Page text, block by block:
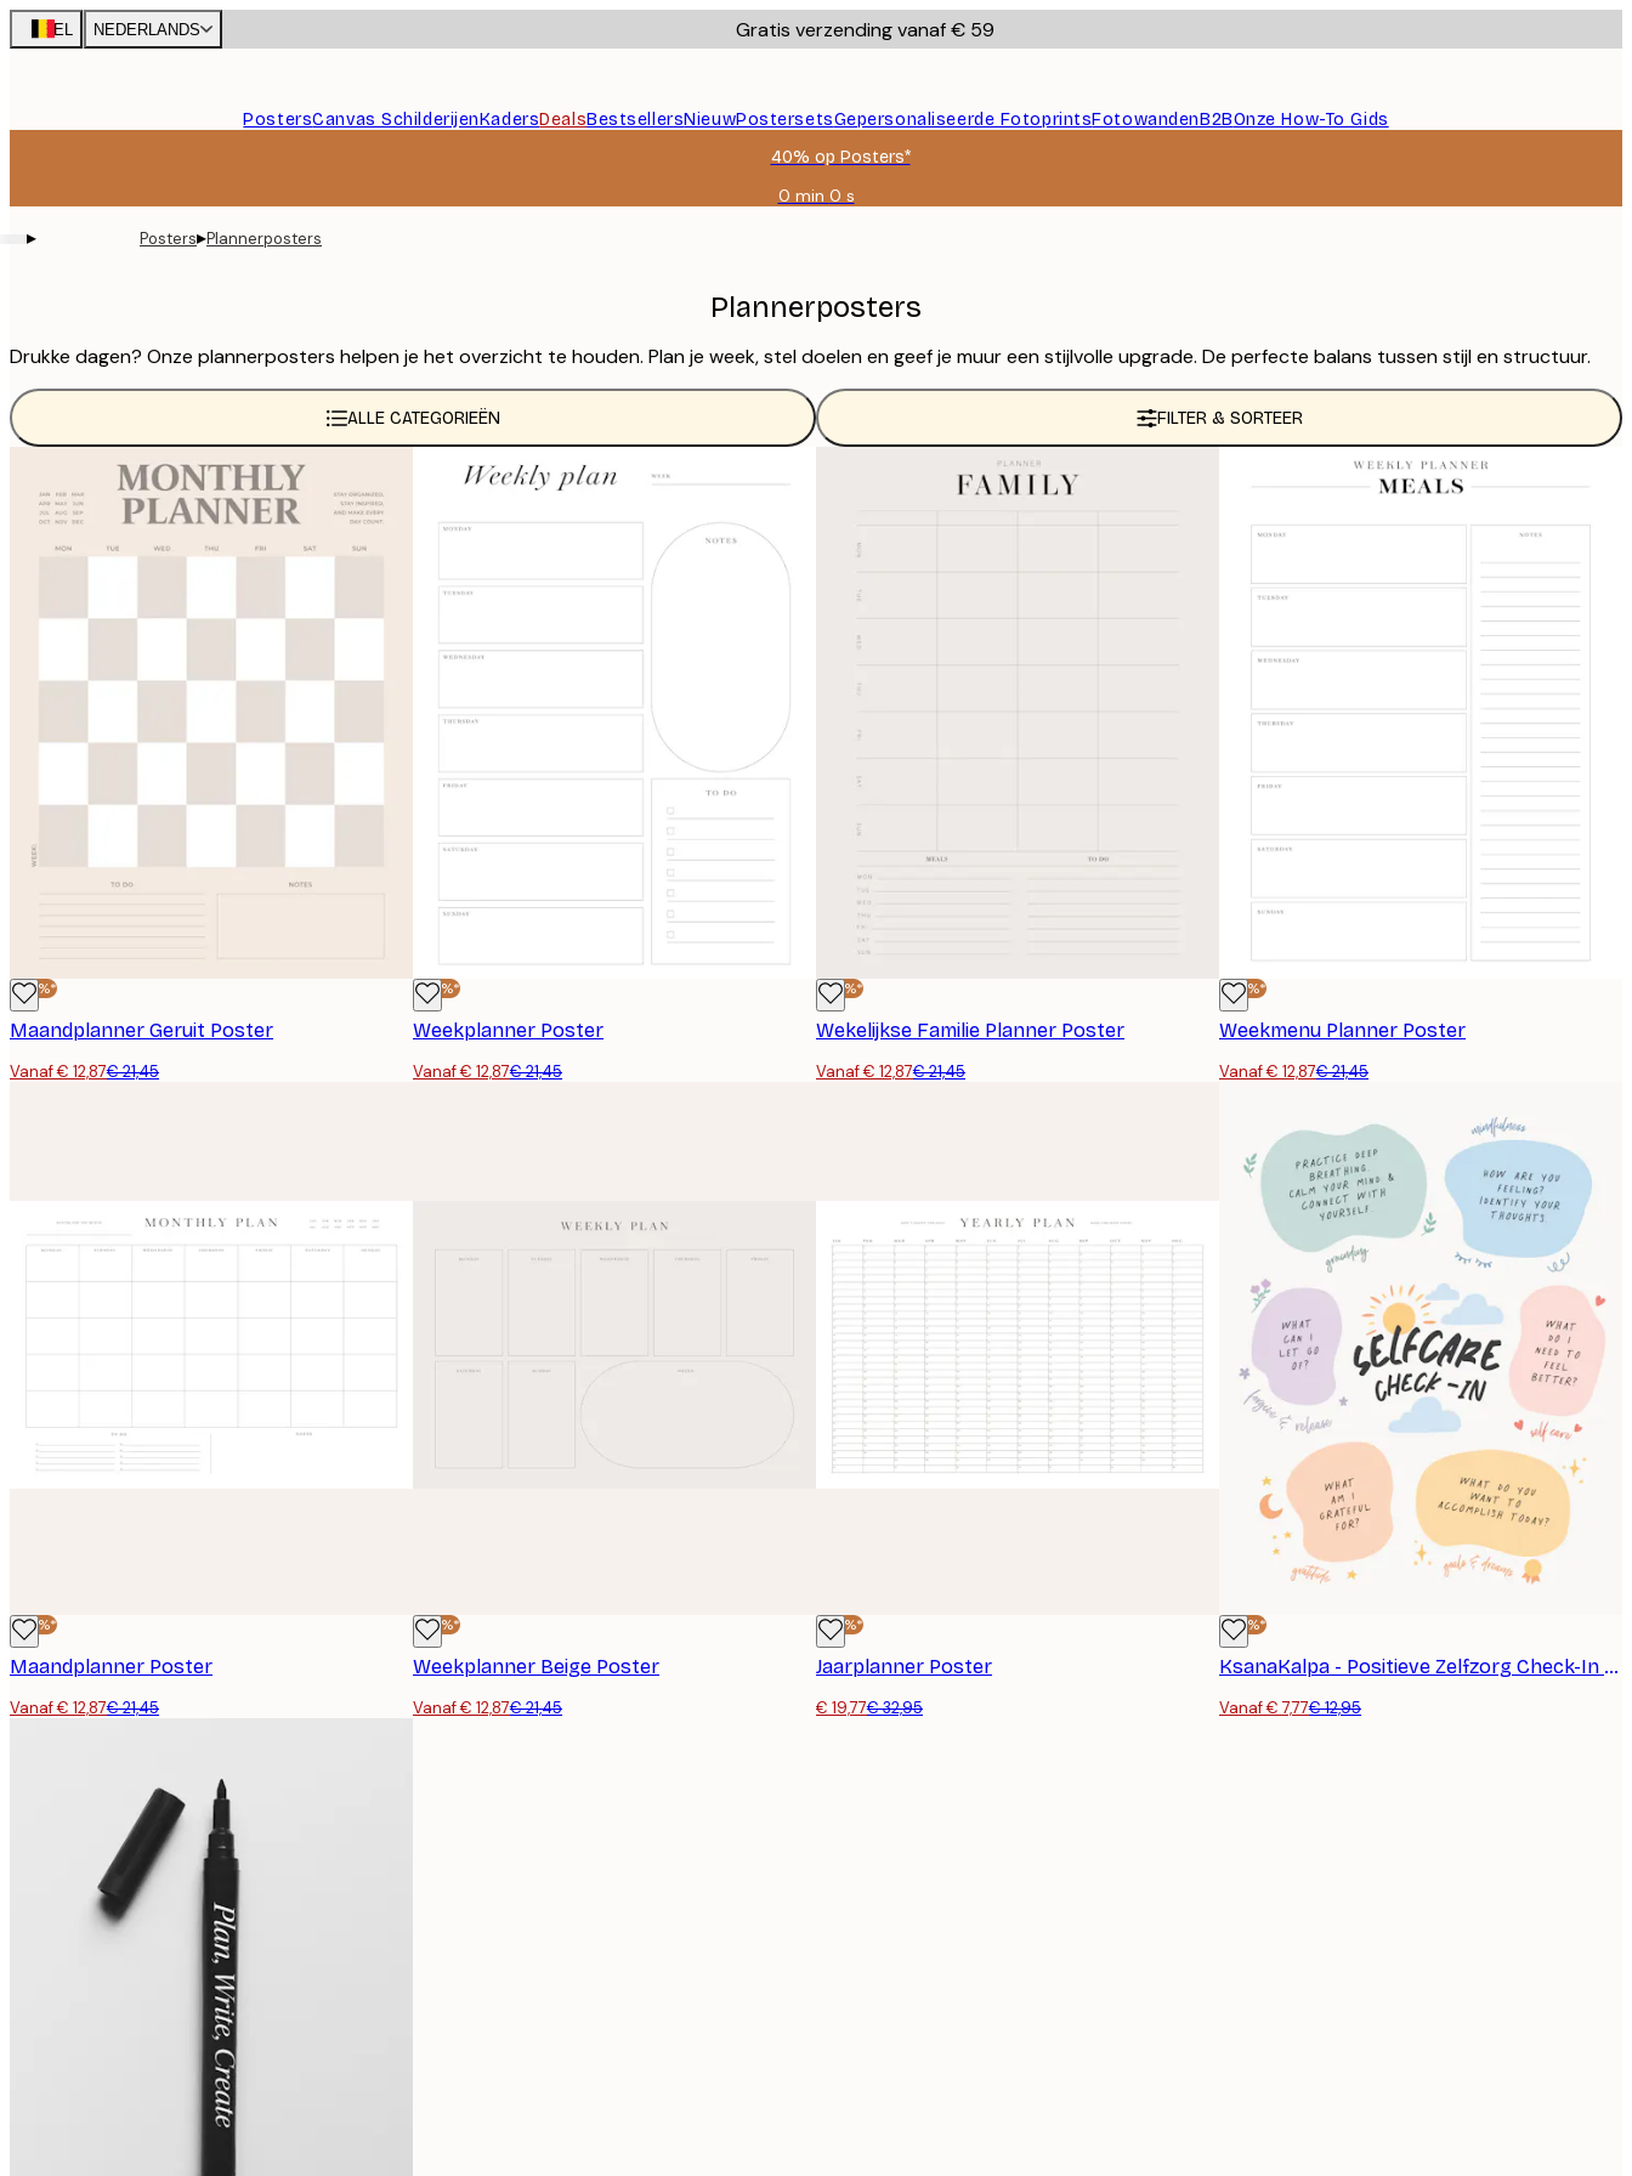
Skip
to
BEL NEDERLANDS Gratis verzending vanaf € 59
PostersCanvas SchilderijenKadersDealsBestsellersNieuwPostersetsGepersonaliseerde FotoprintsFotowandenB2BOnze How-To Gids
40% op Posters*
0 min 0 s
Geldig
▸ Posters▸Plannerposters
Plannerposters
Drukke dagen? Onze plannerposters helpen je het overzicht te houden. Plan je week, stel doelen en geef je muur een stijlvolle upgrade. De perfecte balans tussen stijl en structuur.
ALLE CATEGORIEËN FILTER & SORTEER
-40%*
Maandplanner Geruit Poster
Vanaf € 12,87€ 21,45
-40%*
Weekplanner Poster
Vanaf € 12,87€ 21,45
-40%*
Wekelijkse Familie Planner Poster
Vanaf € 12,87€ 21,45
-40%*
Weekmenu Planner Poster
Vanaf € 12,87€ 21,45
-40%*
Maandplanner Poster
Vanaf € 12,87€ 21,45
-40%*
Weekplanner Beige Poster
Vanaf € 12,87€ 21,45
-40%*
Jaarplanner Poster
€ 19,77€ 32,95
-40%*
KsanaKalpa - Positieve Zelfzorg Check-In Poster
Vanaf € 7,77€ 12,95